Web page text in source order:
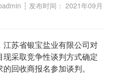
┆ 发布时间： 2021年09月
苏省银宝盐业有限公司对
采取竞争性谈判方式确定
回收商报名参加谈判。